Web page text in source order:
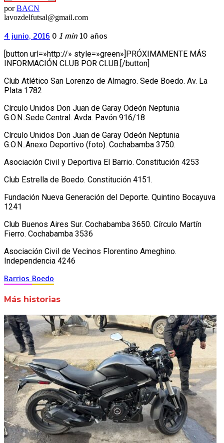
porBACN
lavozdelfutsal@gmail.com
4 junio, 2016 0 1 min 10 años
[button url=»http://» style=»green»]PRÓXIMAMENTE MÁS
INFORMACIÓN CLUB POR CLUB.[/button]
Club Atlético San Lorenzo de Almagro. Sede Boedo. Av. La
Plata 1782
Círculo Unidos Don Juan de Garay Odeón Neptunia
G.O.N..Sede Central. Avda. Pavón 916/18
Círculo Unidos Don Juan de Garay Odeón Neptunia
G.O.N..Anexo Deportivo (foto). Cochabamba 3750.
Asociación Civil y Deportiva El Barrio. Constitución 4253
Club Estrella de Boedo. Constitución 4151.
Fundación Nueva Generación del Deporte. Quintino Bocayuva
1241
Club Buenos Aires Sur. Cochabamba 3650. Círculo Martín
Fierro. Cochabamba 3536
Asociación Civil de Vecinos Florentino Ameghino.
Independencia 4246
Barrios Boedo
Más historias